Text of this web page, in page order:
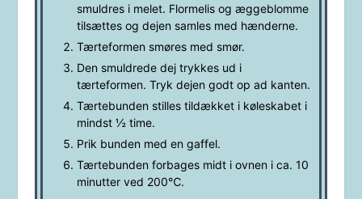
smuldres i melet. Flormelis og æggeblomme
tilsættes og dejen samles med hænderne.
Tærteformen smøres med smør.
Den smuldrede dej trykkes ud i
tærteformen. Tryk dejen godt op ad kanten.
Tærtebunden stilles tildækket i køleskabet i
mindst ½ time.
Prik bunden med en gaffel.
Tærtebunden forbages midt i ovnen i ca. 10
minutter ved 200℃.